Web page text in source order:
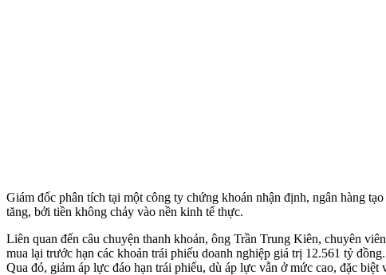
Giám đốc phân tích tại một công ty chứng khoán nhận định, ngân hàng
tăng, bởi tiền không chảy vào nền kinh tế thực.
Liên quan đến câu chuyện thanh khoản, ông Trần Trung Kiên, chuyên
mua lại trước hạn các khoản trái phiếu doanh nghiệp giá trị 12.561 tỷ
Qua đó, giảm áp lực đáo hạn trái phiếu, dù áp lực vẫn ở mức cao, đặc